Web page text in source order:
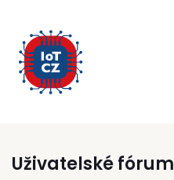
Uživatelské fórum